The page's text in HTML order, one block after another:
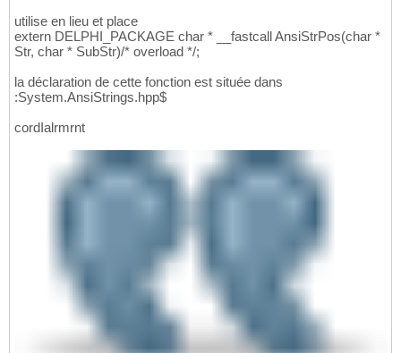
utilise en lieu et place
extern DELPHI_PACKAGE char * __fastcall AnsiStrPos(char *
Str, char * SubStr)/* overload */;
la déclaration de cette fonction est située dans
:System.AnsiStrings.hpp$
cordIalrmrnt